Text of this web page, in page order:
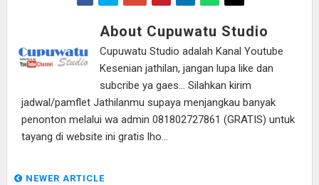
About Cupuwatu Studio
Cupuwatu Studio adalah Kanal Youtube
Kesenian jathilan, jangan lupa like dan
subcribe ya gaes... Silahkan kirim
jadwal/pamflet Jathilanmu supaya menjangkau banyak
penonton melalui wa admin 081802727861 (GRATIS) untuk
tayang di website ini gratis lho...
NEWER ARTICLE